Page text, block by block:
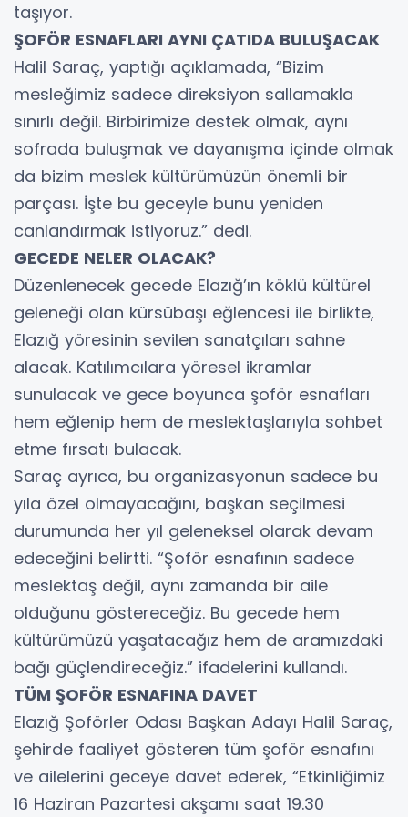
taşıyor.
ŞOFÖR ESNAFLARI AYNI ÇATIDA BULUŞACAK
Halil Saraç, yaptığı açıklamada, “Bizim
mesleğimiz sadece direksiyon sallamakla
sınırlı değil. Birbirimize destek olmak, aynı
sofrada buluşmak ve dayanışma içinde olmak
da bizim meslek kültürümüzün önemli bir
parçası. İşte bu geceyle bunu yeniden
canlandırmak istiyoruz.” dedi.
GECEDE NELER OLACAK?
Düzenlenecek gecede Elazığ’ın köklü kültürel
geleneği olan kürsübaşı eğlencesi ile birlikte,
Elazığ yöresinin sevilen sanatçıları sahne
alacak. Katılımcılara yöresel ikramlar
sunulacak ve gece boyunca şoför esnafları
hem eğlenip hem de meslektaşlarıyla sohbet
etme fırsatı bulacak.
Saraç ayrıca, bu organizasyonun sadece bu
yıla özel olmayacağını, başkan seçilmesi
durumunda her yıl geleneksel olarak devam
edeceğini belirtti. “Şoför esnafının sadece
meslektaş değil, aynı zamanda bir aile
olduğunu göstereceğiz. Bu gecede hem
kültürümüzü yaşatacağız hem de aramızdaki
bağı güçlendireceğiz.” ifadelerini kullandı.
TÜM ŞOFÖR ESNAFINA DAVET
Elazığ Şoförler Odası Başkan Adayı Halil Saraç,
şehirde faaliyet gösteren tüm şoför esnafını
ve ailelerini geceye davet ederek, “Etkinliğimiz
16 Haziran Pazartesi akşamı saat 19.30